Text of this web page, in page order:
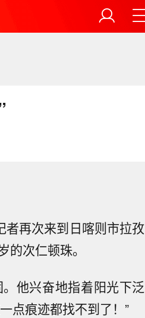
者再次来到日喀则市拉孜
次仁顿珠。
他兴奋地指着阳光下泛
点痕迹都找不到了！”